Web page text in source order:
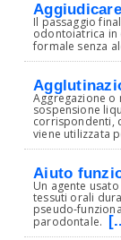
Aggiudicare
Il passaggio
odontoiatrica in
formale senza
Aggregazione o
sospensione
corrispondenti,
viene utilizzata
Aiuto
Un agente
tessuti orali
pseudo-
parodontale.